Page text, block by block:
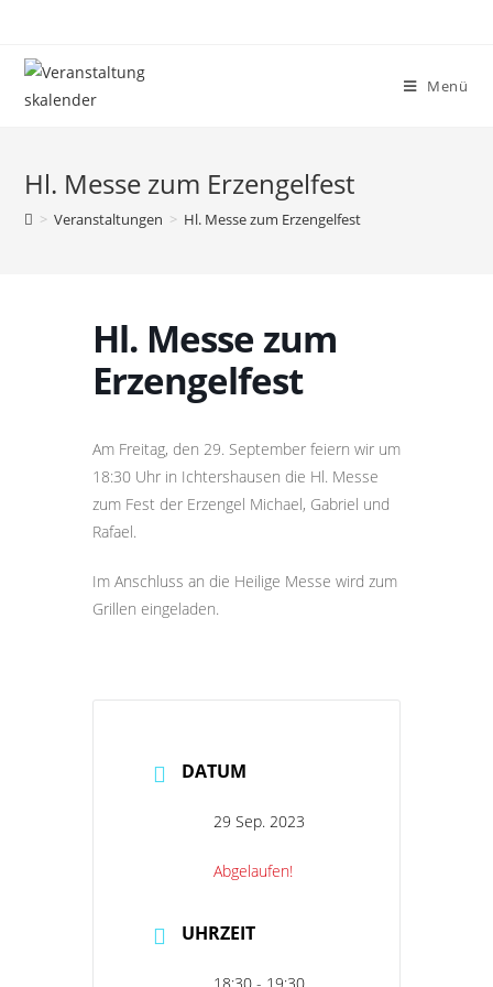
Menü
Hl. Messe zum Erzengelfest
> Veranstaltungen > Hl. Messe zum Erzengelfest
Hl. Messe zum
Erzengelfest
Am Freitag, den 29. September feiern wir um
18:30 Uhr in Ichtershausen die Hl. Messe
zum Fest der Erzengel Michael, Gabriel und
Rafael.
Im Anschluss an die Heilige Messe wird zum
Grillen eingeladen.
DATUM
29 Sep. 2023
Abgelaufen!
UHRZEIT